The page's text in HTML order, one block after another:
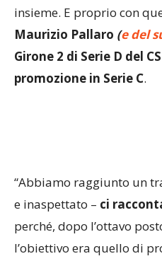
insieme. E proprio con
Maurizio Pallaro (e del
Girone 2 di Serie D del
promozione in Serie C.
“Abbiamo raggiunto un
e inaspettato – ci
perché, dopo l’ottavo
l’obiettivo era quello di